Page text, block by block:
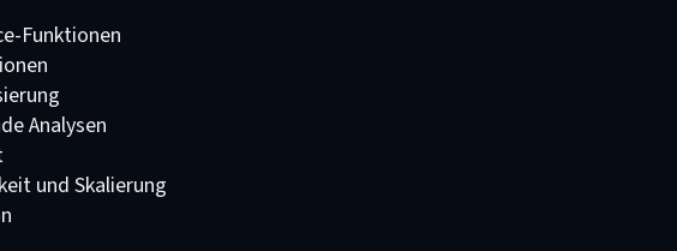
Funktionen
Analysen
und Skalierung